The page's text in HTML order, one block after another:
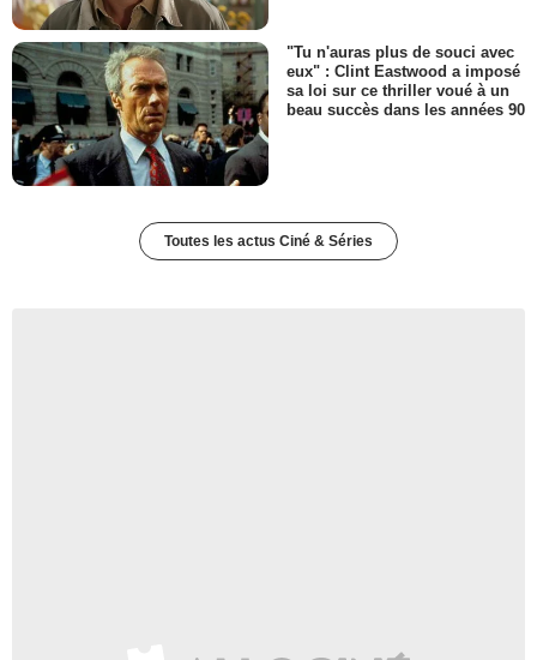
"Tu n'auras plus de souci avec
eux" : Clint Eastwood a imposé
sa loi sur ce thriller voué à un
beau succès dans les années 90
Toutes les actus Ciné & Séries